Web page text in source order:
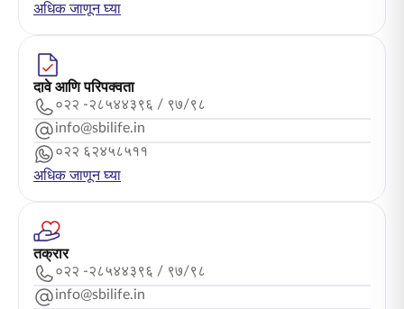
अधिक जाणून घ्या
दावे आणि परिपक्वता
०२२ -२८५४४३९६ / ९७/९८
info@sbilife.in
०२२ ६२४५८५११
अधिक जाणून घ्या
तक्रार
०२२ -२८५४४३९६ / ९७/९८
info@sbilife.in